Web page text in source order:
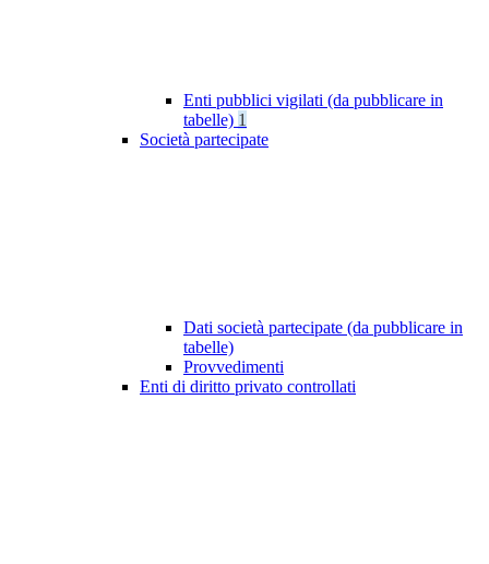
Enti pubblici vigilati (da pubblicare in
tabelle) 1
Società partecipate
Dati società partecipate (da pubblicare in
tabelle)
Provvedimenti
Enti di diritto privato controllati